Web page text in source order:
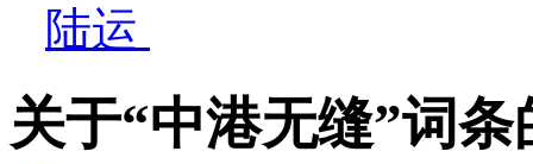
陆运
关于“中港无缝”词